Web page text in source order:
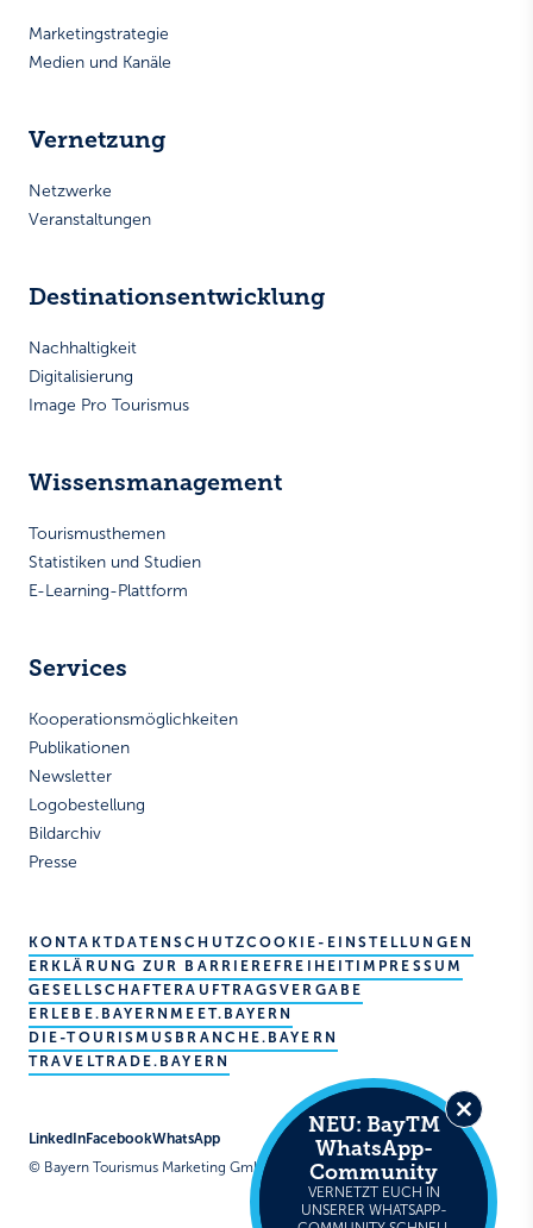
Marketingstrategie
Medien und Kanäle
Vernetzung
Netzwerke
Veranstaltungen
Destinationsentwicklung
Nachhaltigkeit
Digitalisierung
Image Pro Tourismus
Wissensmanagement
Tourismusthemen
Statistiken und Studien
E-Learning-Plattform
Services
Kooperationsmöglichkeiten
Publikationen
Newsletter
Logobestellung
Bildarchiv
Presse
KONTAKT DATENSCHUTZCOOKIE-EINSTELLUNGEN
ERKLÄRUNG ZUR BARRIEREFREIHEIT IMPRESSUM
GESELLSCHAFTERAUFTRAGSVERGABE
ERLEBE.BAYERNMEET.BAYERN
DIE-TOURISMUSBRANCHE.BAYERN
TRAVELTRADE.BAYERN
LinkedInFacebookWhatsApp
© Bayern Tourismus Marketing GmbH
Close
this
module
NEU: BayTM
WhatsApp-
Community
VERNETZT EUCH IN
UNSERER WHATSAPP-